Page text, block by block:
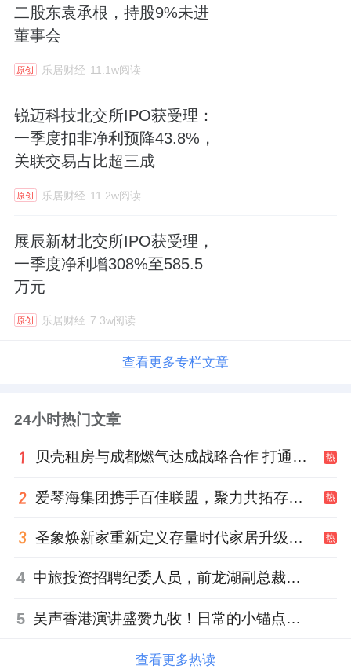
二股东袁承根，持股9%未进
董事会
原创 乐居财经 11.1w阅读
锐迈科技北交所IPO获受理：
一季度扣非净利预降43.8%，
关联交易占比超三成
原创 乐居财经 11.2w阅读
展辰新材北交所IPO获受理，
一季度净利增308%至585.5
万元
原创 乐居财经 7.3w阅读
查看更多专栏文章
24小时热门文章
贝壳租房与成都燃气达成战略合作 打通安全巡检“最后一米” 热
爱琴海集团携手百佳联盟，聚力共拓存量商业新赛道 热
圣象焕新家重新定义存量时代家居升级逻辑，筑牢说换就换的底气！ 热
4 中旅投资招聘纪委人员，前龙湖副总裁胡若翔掌舵
5 吴声香港演讲盛赞九牧！日常的小锚点变成科技突破点！
查看更多热读